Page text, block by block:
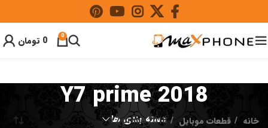
0
0 تومان
Y7 prime 2018
دسته بندی ها خانه قطعات موبایل Y7 prime 2018